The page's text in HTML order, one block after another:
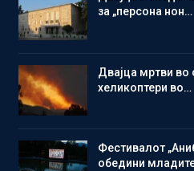
за „персона нон…
Двајца мртви во
хеликоптери во…
Фестивалот
обедини